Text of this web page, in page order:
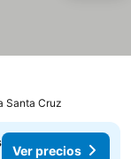
Santa Cruz
Ver precios